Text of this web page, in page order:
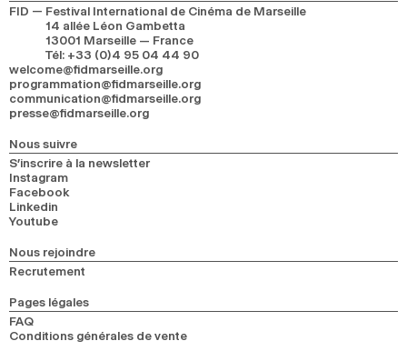
RECHERCHE
FID — Festival International de Cinéma de Marseille
14 allée Léon Gambetta
13001 Marseille — France
Tél: +33 (0)4 95 04 44 90
welcome@fidmarseille.org
programmation@fidmarseille.org
communication@fidmarseille.org
presse@fidmarseille.org
Nous suivre
S’inscrire à la newsletter
Instagram
Facebook
Linkedin
Youtube
Nous rejoindre
Recrutement
Pages légales
FAQ
Conditions générales de vente